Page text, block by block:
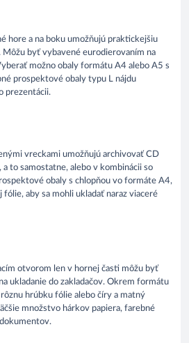
hore a na boku umožňujú praktickejšiu
Môžu byť vybavené eurodierovaním na
možno obaly formátu A4 alebo A5 s
prospektové obaly typu L nájdu
prezentácii.
vreckami umožňujú archivovať CD
to samostatne, alebo v kombinácii so
obaly s chlopňou vo formáte A4,
fólie, aby sa mohli ukladať naraz viaceré
otvorom len v hornej časti môžu byť
ukladanie do zakladačov. Okrem formátu
hrúbku fólie alebo číry a matný
množstvo hárkov papiera, farebné